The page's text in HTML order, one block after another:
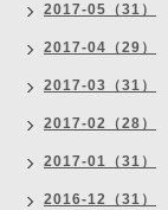
2017-05（31）
2017-04（29）
2017-03（31）
2017-02（28）
2017-01（31）
2016-12（31）